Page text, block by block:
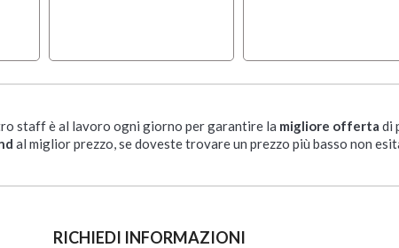
staff è al lavoro ogni giorno per garantire la migliore offerta di
al miglior prezzo, se doveste trovare un prezzo più basso non
RICHIEDI INFORMAZIONI